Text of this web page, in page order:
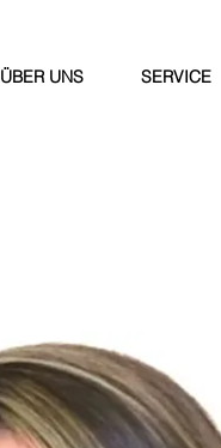
ÜBER UNS SERVICE